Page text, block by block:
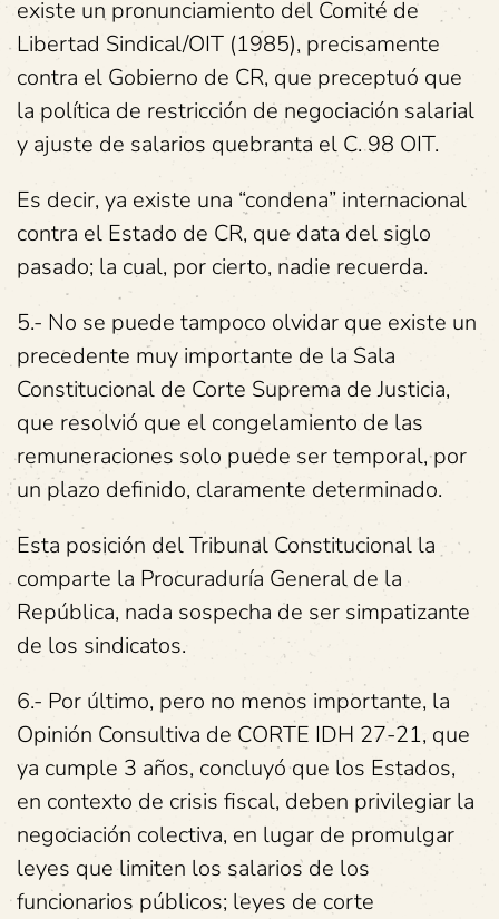
existe un pronunciamiento del Comité de
Libertad Sindical/OIT (1985), precisamente
contra el Gobierno de CR, que preceptuó que
la política de restricción de negociación salarial
y ajuste de salarios quebranta el C. 98 OIT.
Es decir, ya existe una “condena” internacional
contra el Estado de CR, que data del siglo
pasado; la cual, por cierto, nadie recuerda.
5.- No se puede tampoco olvidar que existe un
precedente muy importante de la Sala
Constitucional de Corte Suprema de Justicia,
que resolvió que el congelamiento de las
remuneraciones solo puede ser temporal, por
un plazo definido, claramente determinado.
Esta posición del Tribunal Constitucional la
comparte la Procuraduría General de la
República, nada sospecha de ser simpatizante
de los sindicatos.
6.- Por último, pero no menos importante, la
Opinión Consultiva de CORTE IDH 27-21, que
ya cumple 3 años, concluyó que los Estados,
en contexto de crisis fiscal, deben privilegiar la
negociación colectiva, en lugar de promulgar
leyes que limiten los salarios de los
funcionarios públicos; leyes de corte